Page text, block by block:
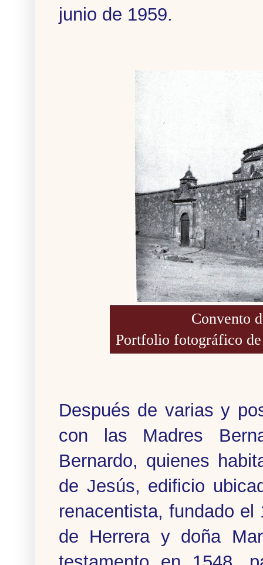
junio de 1959.
Convento
Portfolio fotográfico
Después de varias y
con las Madres
Bernardo, quienes
de Jesús, edificio
renacentista, fundado
de Herrera y doña